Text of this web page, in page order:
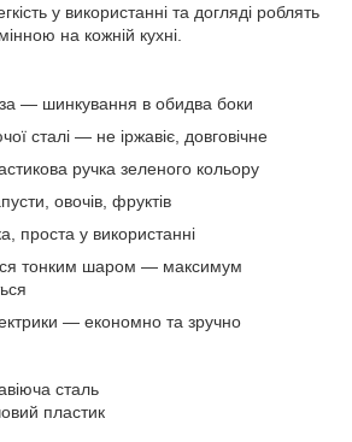
у використанні та догляді роблять
на кожній кухні.
— шинкування в обидва боки
сталі — не іржавіє, довговічне
ручка зеленого кольору
овочів, фруктів
проста у використанні
тонким шаром — максимум
— економно та зручно
сталь
пластик